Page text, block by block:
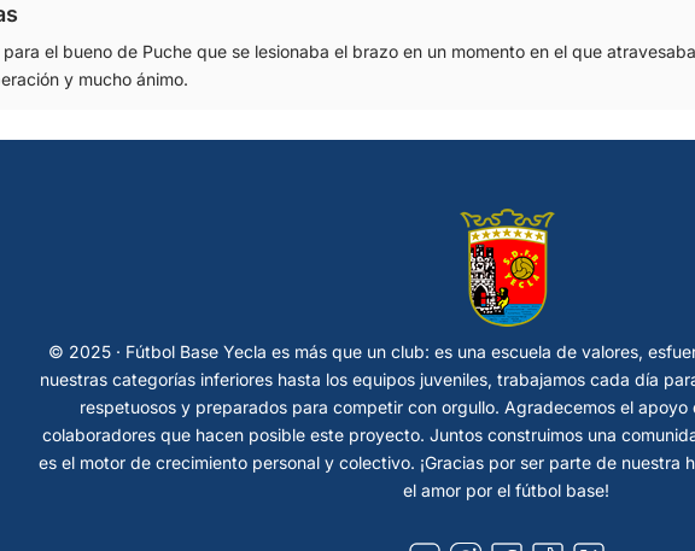
el bueno de Puche que se lesionaba el brazo en un momento en el que
y mucho ánimo.
© 2025 · Fútbol Base Yecla es más que un club: es una escuela de valores,
nuestras categorías inferiores hasta los equipos juveniles, trabajamos cada día
respetuosos y preparados para competir con orgullo. Agradecemos el apoyo
colaboradores que hacen posible este proyecto. Juntos construimos una
es el motor de crecimiento personal y colectivo. ¡Gracias por ser parte de nuestra
el amor por el fútbol base!